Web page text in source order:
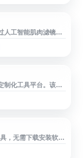
人工智能肌肉滤镜帮
强算法，能够在照片
材转变预期效果。
制化工具平台。该项
个性化的视觉创作。
一致性的前提下，灵
，无需下载安装软件
图片主体并自动去除
多种场景。用户只需